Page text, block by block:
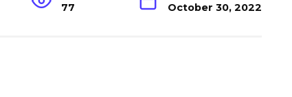
77 October 30, 2022